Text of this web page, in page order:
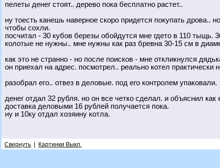
пелеты денег стоят.. дерево пока бесплатно растет..
ну тоесть канешь наверное скоро придется покупать дрова..
чтобы сохли.
посчитал - 30 кубов березы обойдутся мне гдето в 110 тыщь.
колотые не нужны.. мне нужны как раз бревна 30-15 см в
как это не странно - но после поисков - мне откликнулся
он приехал на адрес. посмотрел.. реально котел практически
разобрал его.. отвез в деловые. под его контролем упаковали.
денег отдал 32 рубля. но он все четко сделал. и объяснил как
доставка деловыми 16 рублей получается пока.
ну и 10ку отдал хозяину котла.
Свернуть Картинки Выкл.